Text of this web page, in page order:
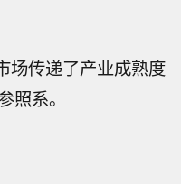
场传递了产业成熟度
照系。